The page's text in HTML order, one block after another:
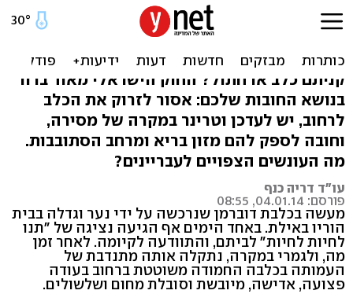
לכלא! מתי הזנחת חיית מחמד
היא פלילית?
קניתם כלב או חתול? החוק הישראלי מאוד ברור
בנושא החובות שלכם: אסור לזרוק את הכלב
לרחוב, יש לעדכן וטרינר במקרה של מסירה,
וחובה לספק להם מזון בריא ומרחב הסתובבות.
מה העונשים הצפויים לעבריינים?
עו"ד דריה כנף
פורסם: 04.01.14, 08:55
מעשה בכלבת דוברמן שנרכשה על ידי נער וגדלה בבית
הוריו באילת. באחד הימים אף הגיעה נציגה של "תנו
לחיות לחיות" לביתם, והתוודעה לקיומה. לאחר זמן
מה, ולגמרי במקרה, נתקלה אותה מתנדבת של
העמותה בכלבה החמודה משוטטת ברחוב בעודה
פצועה, אדישה, מיובשת וסובלת מחום ושלשולים.